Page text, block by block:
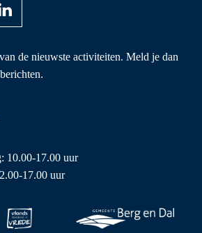
de nieuwste activiteiten. Meld je dan
10.00-17.00 uur
17.00 uur